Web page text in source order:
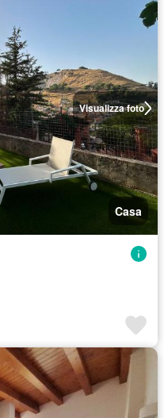
Visualizza foto
Casa